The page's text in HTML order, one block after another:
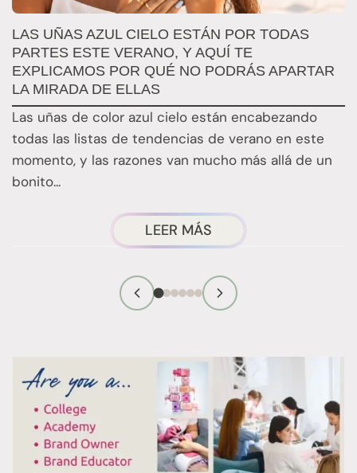
LAS UÑAS AZUL CIELO ESTÁN POR TODAS
PARTES ESTE VERANO, Y AQUÍ TE
EXPLICAMOS POR QUÉ NO PODRÁS APARTAR
LA MIRADA DE ELLAS
Las uñas de color azul cielo están encabezando
todas las listas de tendencias de verano en este
momento, y las razones van mucho más allá de un
bonito...
LEER MÁS ACERCA
DE:
LAS
UÑAS
ESTÁN
POR
TODAS
PARTES
ESTE